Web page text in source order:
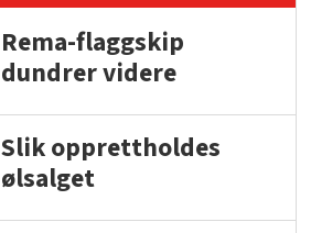
Rema-flaggskip
dundrer videre
Slik opprettholdes
ølsalget